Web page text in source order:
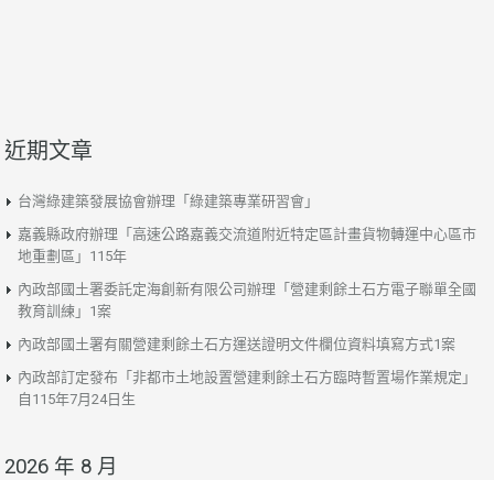
近期文章
台灣綠建築發展協會辦理「綠建築專業研習會」
嘉義縣政府辦理「高速公路嘉義交流道附近特定區計畫貨物轉運中心區市
地重劃區」115年
內政部國土署委託定海創新有限公司辦理「營建剩餘土石方電子聯單全國
教育訓練」1案
內政部國土署有關營建剩餘土石方運送證明文件欄位資料填寫方式1案
內政部訂定發布「非都市土地設置營建剩餘土石方臨時暫置場作業規定」
自115年7月24日生
2026 年 8 月